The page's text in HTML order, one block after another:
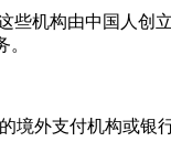
机构由中国人创
外支付机构或银